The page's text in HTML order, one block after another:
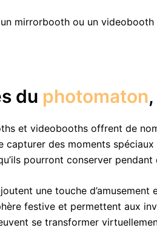
mirrorbooth ou un
du photomaton,
et videobooths offrent de
des moments
pourront conserver pendant
une touche
festive et permettent aux
se transformer